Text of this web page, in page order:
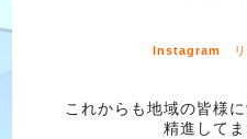
Instagram リ
これからも地域の皆様
精進してま